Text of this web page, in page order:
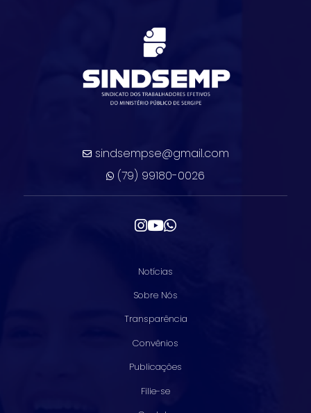
sindsempse@gmail.com
(79) 99180-0026
Notícias
Sobre Nós
Transparência
Convênios
Publicações
Filie-se